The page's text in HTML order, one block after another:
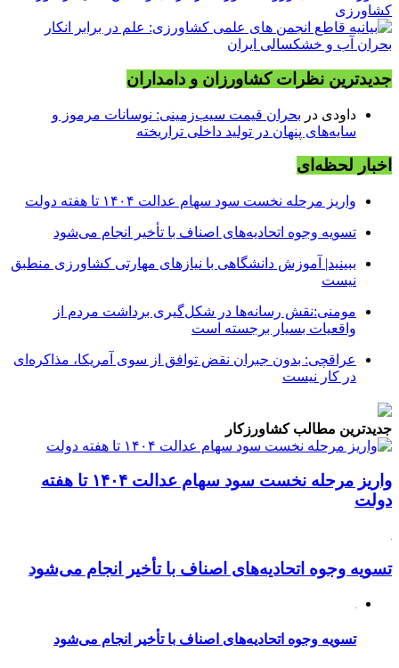
جدیدترین نظرات کشاورزان و دامداران
داودی در بحران قیمت سیب‌زمینی: نوسانات مرموز و
سایه‌های پنهان در تولید داخلی تراریخته
اخبار لحظه‌ای
واریز مرحله نخست سود سهام عدالت ۱۴۰۴ تا هفته دولت
تسویه وجوه اتحادیه‌های اصناف با تأخیر انجام می‌شود
ببینید| آموزش دانشگاهی با نیازهای مهارتی کشاورزی منطبق
نیست
مومنی:نقش رسانه‌ها در شکل‌گیری برداشت مردم از
واقعیات بسیار برجسته است
عراقچی: بدون جبران نقض توافق از سوی آمریکا، مذاکره‌ای
در کار نیست
جدیدترین مطالب کشاورزکار
واریز مرحله نخست سود سهام عدالت ۱۴۰۴ تا هفته
دولت
تسویه وجوه اتحادیه‌های اصناف با تأخیر انجام می‌شود
تسویه وجوه اتحادیه‌های اصناف با تأخیر انجام می‌شود